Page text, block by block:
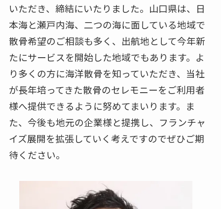
いただき、締結にいたりました。山口県は、日
本海と瀬戸内海、二つの海に面している地域で
散骨希望のご相談も多く、出航地として今年新
たにサービスを開始した地域でもあります。よ
り多くの方に海洋散骨を知っていただき、当社
が長年培ってきた散骨のセレモニーをご利用者
様へ提供できるように努めてまいります。ま
た、今後も地元の企業様と提携し、フランチャ
イズ展開を拡張していく考えですのでぜひご期
待ください。